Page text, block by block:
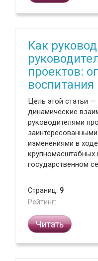
Как
проектов:
воспитания
Цель этой статьи
динамические
руководителями
изменениями в
крупномасштабных
государственном
Страниц: 9
Рейтинг:
Читать